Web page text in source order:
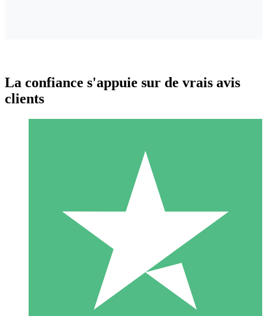
Packs de Crédits Individuels
Payez à l'utilisation avec des crédits de téléchargement. Sans
1 Téléchargement
10 00
La confiance s'appuie sur de vrais avis
clients